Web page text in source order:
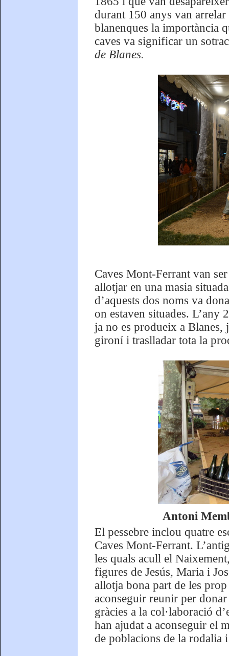
durant 150 anys van
blanenques la importància
caves va significar un
de Blanes.
Caves Mont-Ferrant van
allotjar en una masia
d’aquests dos noms va
on estaven situades. L’any
ja no es produeix a Blanes,
gironí i traslladar tota la
Antoni
El pessebre inclou quatre
Caves Mont-Ferrant.
les quals acull el
figures de Jesús, Maria i
allotja bona part de les
aconseguir reunir per
gràcies a la col·laboració
han ajudat a aconseguir el
de poblacions de la rodalia